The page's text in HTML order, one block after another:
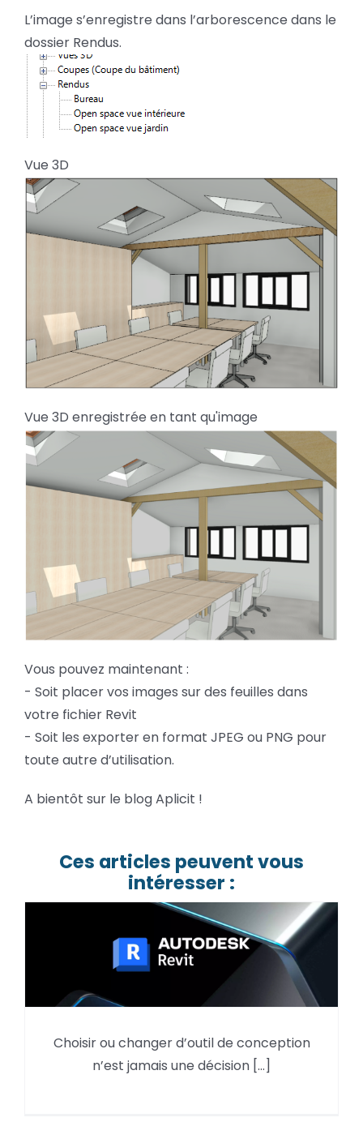
L’image s’enregistre dans l’arborescence dans le
dossier Rendus.
Vue 3D
Vue 3D enregistrée en tant qu'image
Vous pouvez maintenant :
- Soit placer vos images sur des feuilles dans
votre fichier Revit
- Soit les exporter en format JPEG ou PNG pour
toute autre d’utilisation.
A bientôt sur le blog Aplicit !
Ces articles peuvent vous
intéresser :
Pourquoi utiliser Autodesk Revit
en 2026 ?
Choisir ou changer d’outil de conception
n’est jamais une décision [...]